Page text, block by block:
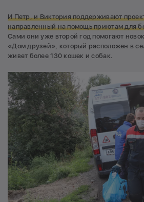
И Петр, и Виктория поддерживают
направленный на помощь приютам для
Сами они уже второй год помогают
«Дом друзей», который расположен в
живет более 130 кошек и собак.